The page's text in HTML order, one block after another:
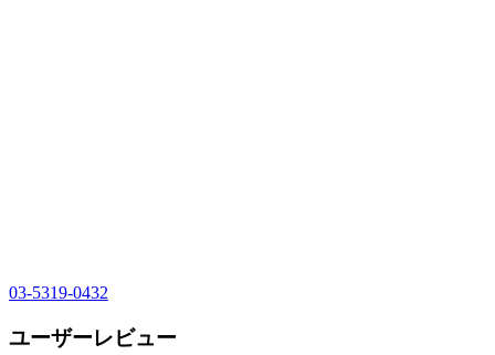
03-5319-0432
ユーザーレビュー